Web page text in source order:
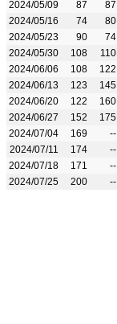
2024/05/09
87 87
2024/05/16
74 80
2024/05/23
90 74
2024/05/30
108 110
2024/06/06
108 122
2024/06/13
123 145
2024/06/20
122 160
2024/06/27
152 175
2024/07/04
169 --
2024/07/11
174 --
2024/07/18
171 --
2024/07/25
200 --